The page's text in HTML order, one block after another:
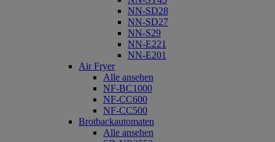
NN-SD28
NN-SD27
NN-S29
NN-E221
NN-E201
Air Fryer
Alle ansehen
NF-BC1000
NF-CC600
NF-CC500
Brotbackautomaten
Alle ansehen